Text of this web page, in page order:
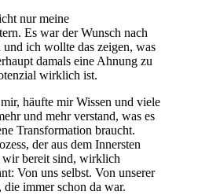
nur meine
Es war der Wunsch nach
ich wollte das zeigen, was
damals eine Ahnung zu
wirklich ist.
häufte mir Wissen und viele
und mehr verstand, was es
Transformation braucht.
der aus dem Innersten
wir bereit sind, wirklich
Von uns selbst. Von unserer
immer schon da war.